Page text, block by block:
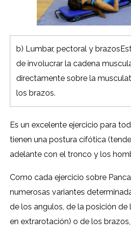
b) Lumbar, pectoral y
de involucrar la cadena
directamente sobre la
los brazos.
Es un excelente ejercicio para
tienen una postura cífótica
adelante con el tronco y los
Como cada ejercicio sobre
numerosas variantes
de los angulos, de la posición de
en extrarotación) o de los